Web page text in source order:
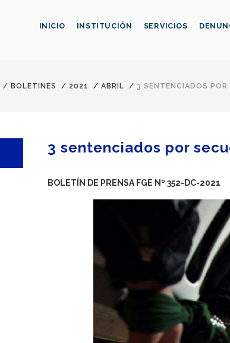
INICIO INSTITUCIÓN SERVICIOS
/ BOLETINES / 2021 / ABRIL / 3 SENTENCIADOS
3 sentenciados por
BOLETÍN DE PRENSA FGE Nº 352-DC-2021